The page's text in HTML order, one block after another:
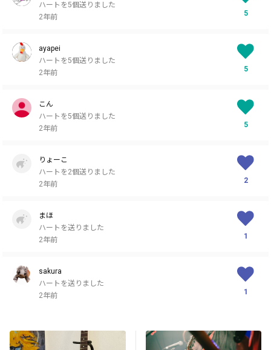
ハートを5個送りました
2年前
5
ayapei
ハートを5個送りました
2年前
5
こん
ハートを5個送りました
2年前
5
りょーこ
ハートを2個送りました
2年前
2
まほ
ハートを送りました
2年前
1
sakura
ハートを送りました
2年前
1